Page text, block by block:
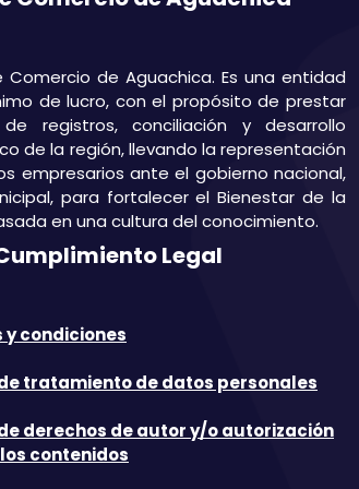
Comercio de Aguachica. Es una entidad
de lucro, con el propósito de prestar
registros, conciliación y desarrollo
de la región, llevando la representación
empresarios ante el gobierno nacional,
para fortalecer el Bienestar de la
en una cultura del conocimiento.
Legal
y condiciones
tratamiento de datos personales
derechos de autor y/o autorización
contenidos